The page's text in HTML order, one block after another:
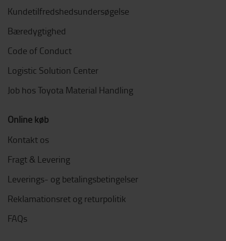
Kundetilfredshedsundersøgelse
Bæredygtighed
Code of Conduct
Logistic Solution Center
Job hos Toyota Material Handling
Online køb
Kontakt os
Fragt & Levering
Leverings- og betalingsbetingelser
Reklamationsret og returpolitik
FAQs